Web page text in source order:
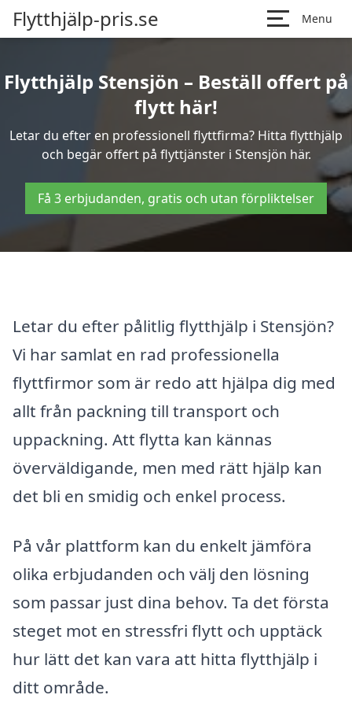
Flytthjälp-pris.se Menu
Flytthjälp Stensjön – Beställ offert på
flytt här!
Letar du efter en professionell flyttfirma? Hitta flytthjälp
och begär offert på flyttjänster i Stensjön här.
Få 3 erbjudanden, gratis och utan förpliktelser
Letar du efter pålitlig flytthjälp i Stensjön?
Vi har samlat en rad professionella
flyttfirmor som är redo att hjälpa dig med
allt från packning till transport och
uppackning. Att flytta kan kännas
överväldigande, men med rätt hjälp kan
det bli en smidig och enkel process.
På vår plattform kan du enkelt jämföra
olika erbjudanden och välj den lösning
som passar just dina behov. Ta det första
steget mot en stressfri flytt och upptäck
hur lätt det kan vara att hitta flytthjälp i
ditt område.